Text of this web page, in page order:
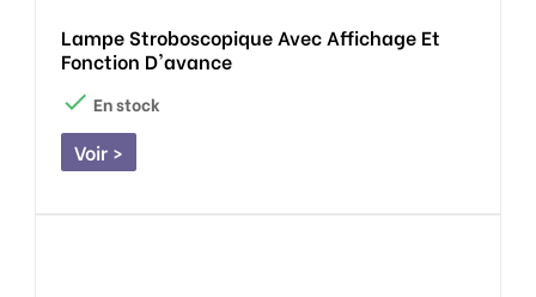
Lampe Stroboscopique Avec Affichage Et
Fonction D'avance
 En stock
Voir >